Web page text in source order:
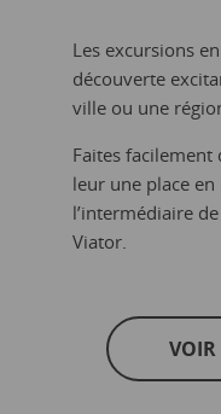
Les excursions
découverte
ville ou une
Faites
leur une place
l’intermédiaire
Viator.
VOIR